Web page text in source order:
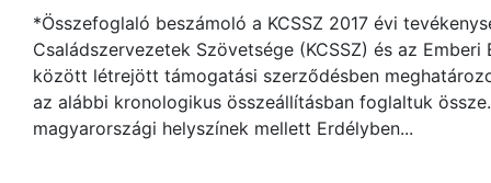
*Összefoglaló beszámoló a KCSSZ 2017 évi
Családszervezetek Szövetsége (KCSSZ) és az
között létrejött támogatási szerződésben
az alábbi kronologikus összeállításban foglaltuk
magyarországi helyszínek mellett Erdélyben...